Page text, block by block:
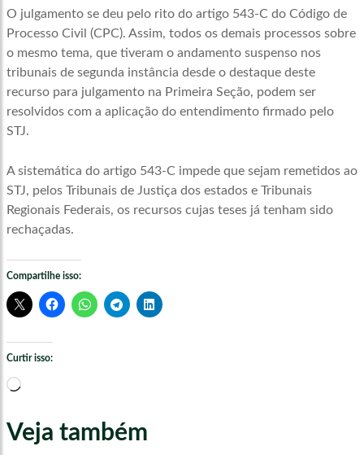
O julgamento se deu pelo rito do artigo 543-C do Código de
Processo Civil (CPC). Assim, todos os demais processos sobre
o mesmo tema, que tiveram o andamento suspenso nos
tribunais de segunda instância desde o destaque deste
recurso para julgamento na Primeira Seção, podem ser
resolvidos com a aplicação do entendimento firmado pelo
STJ.
A sistemática do artigo 543-C impede que sejam remetidos ao
STJ, pelos Tribunais de Justiça dos estados e Tribunais
Regionais Federais, os recursos cujas teses já tenham sido
rechaçadas.
Compartilhe isso:
Curtir isso:
Carregando...
Veja também